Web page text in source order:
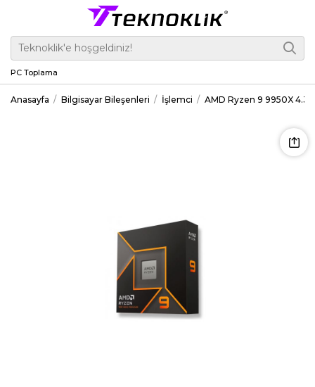
PC Toplama
Anasayfa Bilgisayar Bileşenleri İşlemci AMD Ryzen 9 9950X